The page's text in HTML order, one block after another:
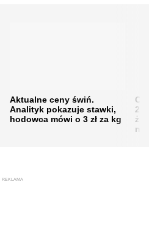
Aktualne ceny świń.
Analityk pokazuje stawki,
hodowca mówi o 3 zł za kg
REKLAMA